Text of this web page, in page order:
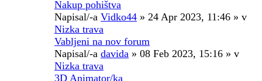
Nakup pohištva
Napisal/-a Vidko44 » 24 Apr 2023, 11:46 » v
Nizka trava
Vabljeni na nov forum
Napisal/-a davida » 08 Feb 2023, 15:16 » v
Nizka trava
3D Animator/ka